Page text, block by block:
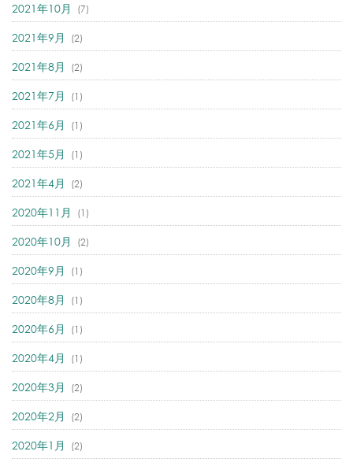
2021年10月 (7)
2021年9月 (2)
2021年8月 (2)
2021年7月 (1)
2021年6月 (1)
2021年5月 (1)
2021年4月 (2)
2020年11月 (1)
2020年10月 (2)
2020年9月 (1)
2020年8月 (1)
2020年6月 (1)
2020年4月 (1)
2020年3月 (2)
2020年2月 (2)
2020年1月 (2)